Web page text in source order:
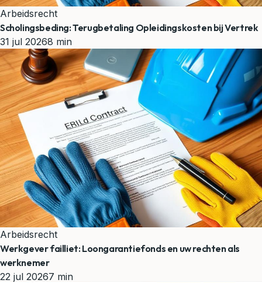
Arbeidsrecht
Scholingsbeding: Terugbetaling Opleidingskosten bij Vertrek
31 jul 20268 min
Arbeidsrecht
Werkgever failliet: Loongarantiefonds en uw rechten als
werknemer
22 jul 20267 min